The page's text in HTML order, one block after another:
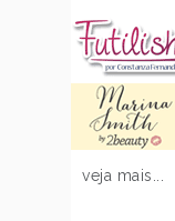
veja mais...